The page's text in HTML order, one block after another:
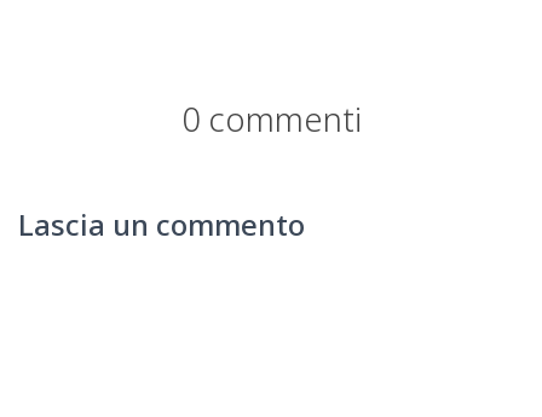
0 commenti
Lascia un commento